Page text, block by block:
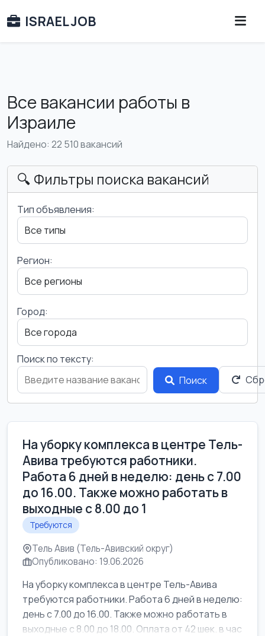
ISRAEL JOB
Все вакансии работы в
Израиле
Найдено: 22 510 вакансий
🔍 Фильтры поиска вакансий
Тип объявления:
Регион:
Город:
Поиск по тексту:
Поиск
На уборку комплекса в центре Тель-
Авива требуются работники.
Работа 6 дней в неделю: день с 7.00
до 16.00. Также можно работать в
выходные с 8.00 до 1
Требуются
Тель Авив (Тель-Авивский округ)
Опубликовано: 19.06.2026
На уборку комплекса в центре Тель-Авива
требуются работники. Работа 6 дней в неделю:
день с 7.00 до 16.00. Также можно работать в
выходные с 8.00 до 18.00. Оплата от 42 шек. в час